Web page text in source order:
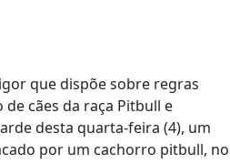
que dispõe sobre regras
cães da raça Pitbull e
desta quarta-feira (4), um
por um cachorro pitbull, no